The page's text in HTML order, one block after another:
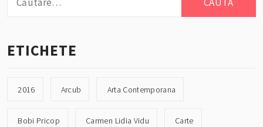
după:
ETICHETE
2016 Arcub Arta Contemporana
Bobi Pricop Carmen Lidia Vidu Carte